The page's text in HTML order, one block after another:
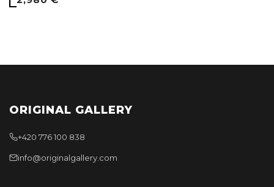
ORIGINAL GALLERY
+420 776 100 838
info@originalgallery.com